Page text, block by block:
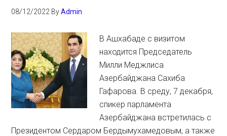
08/12/2022 ByAdmin
В Ашхабаде с визитом
находится Председатель
Милли Меджлиса
Азербайджана Сахиба
Гафарова. В среду, 7 декабря,
спикер парламента
Азербайджана встретилась с
Президентом Сердаром Бердымухамедовым, а также